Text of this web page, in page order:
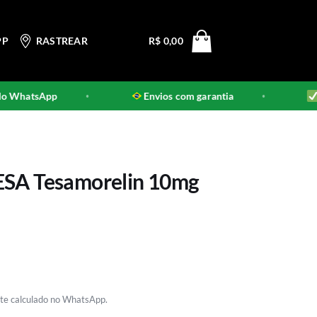
RASTREAR R$ 0,00
Envios com garantia
Tesamorelin 10mg
calculado no WhatsApp.